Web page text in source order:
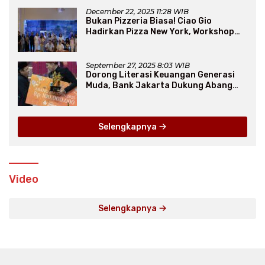
December 22, 2025 11:28 WIB
Bukan Pizzeria Biasa! Ciao Gio
Hadirkan Pizza New York, Workshop
September 27, 2025 8:03 WIB
Dorong Literasi Keuangan Generasi
Muda, Bank Jakarta Dukung Abang
Selengkapnya
Video
Selengkapnya